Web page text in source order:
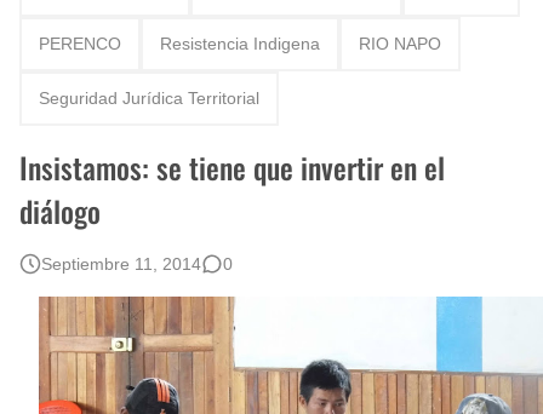
PERENCO Resistencia Indigena RIO NAPO
Seguridad Jurídica Territorial
Insistamos: se tiene que invertir en el
diálogo
Septiembre 11, 2014 0